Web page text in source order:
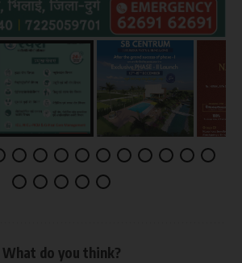
What do you think?